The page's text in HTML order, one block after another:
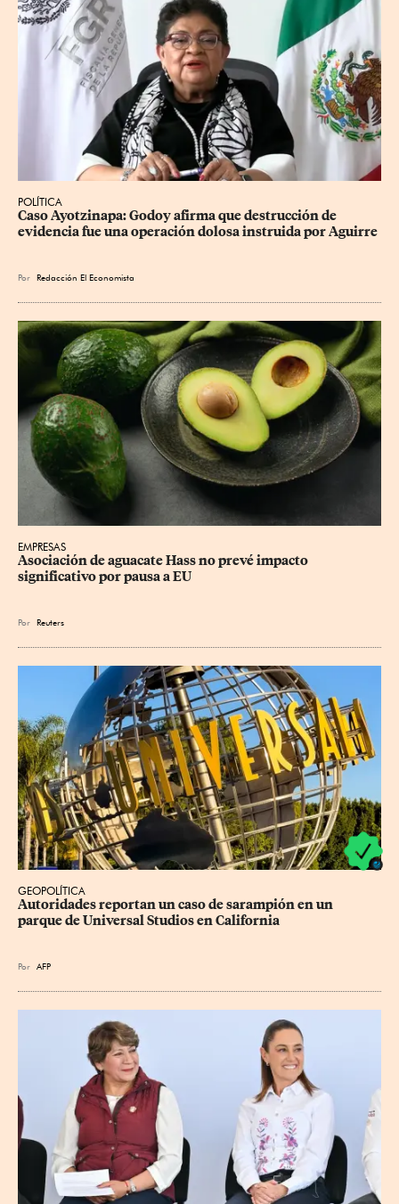
POLÍTICA
Caso Ayotzinapa: Godoy afirma que destrucción de
evidencia fue una operación dolosa instruida por Aguirre
Por Redacción El Economista
EMPRESAS
Asociación de aguacate Hass no prevé impacto
significativo por pausa a EU
Por Reuters
GEOPOLÍTICA
Autoridades reportan un caso de sarampión en un
parque de Universal Studios en California
Por AFP